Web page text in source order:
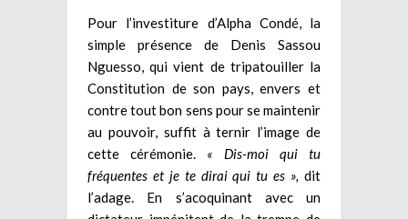
Pour l’investiture d’Alpha Condé, la
simple présence de Denis Sassou
Nguesso, qui vient de tripatouiller la
Constitution de son pays, envers et
contre tout bon sens pour se maintenir
au pouvoir, suffit à ternir l’image de
cette cérémonie. « Dis-moi qui tu
fréquentes et je te dirai qui tu es », dit
l’adage. En s’acoquinant avec un